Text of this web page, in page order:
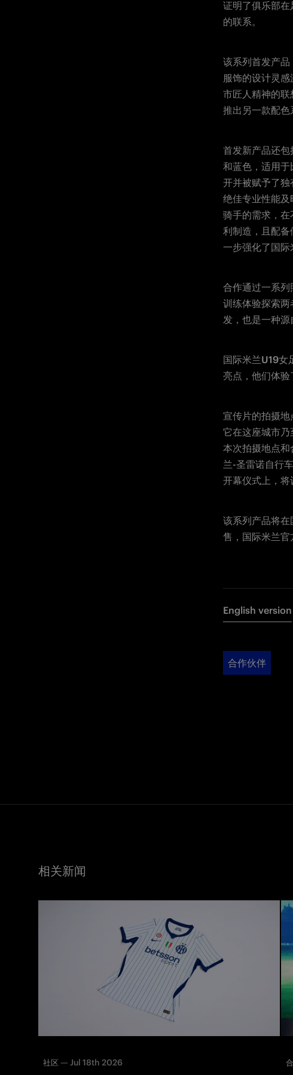
证明了俱乐部
的联系。
该系列首发产
服饰的设计灵
市匠人精神的
推出另一款配色
首发新产品还包
和蓝色，适用
开并被赋予了
绝佳专业性能
骑手的需求，
利制造，且配
一步强化了国际
合作通过一系
训练体验探索
发，也是一种源
国际米兰U19女
亮点，他们体验
宣传片的拍摄
它在这座城市乃
本次拍摄地点
兰-圣雷诺自行
开幕仪式上，将
该系列产品将
售，国际米兰官
English version
合作伙伴
相关新闻
社区 — Jul 18th 2026